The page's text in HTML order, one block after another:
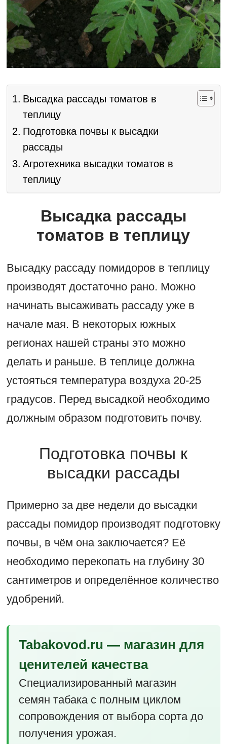
Высадка рассады томатов в
теплицу
Подготовка почвы к высадки
рассады
Агротехника высадки томатов в
теплицу
Высадка рассады
томатов в теплицу
Высадку рассаду помидоров в теплицу
производят достаточно рано. Можно
начинать высаживать рассаду уже в
начале мая. В некоторых южных
регионах нашей страны это можно
делать и раньше. В теплице должна
устояться температура воздуха 20-25
градусов. Перед высадкой необходимо
должным образом подготовить почву.
Подготовка почвы к
высадки рассады
Примерно за две недели до высадки
рассады помидор производят подготовку
почвы, в чём она заключается? Её
необходимо перекопать на глубину 30
сантиметров и определённое количество
удобрений.
Tabakovod.ru — магазин для
ценителей качества
Специализированный магазин
семян табака с полным циклом
сопровождения от выбора сорта до
получения урожая.